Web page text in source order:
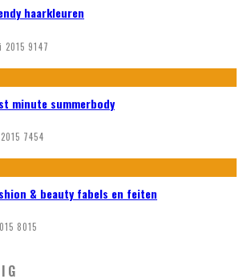
haarkleuren
9147
minute summerbody
7454
& beauty fabels en feiten
8015